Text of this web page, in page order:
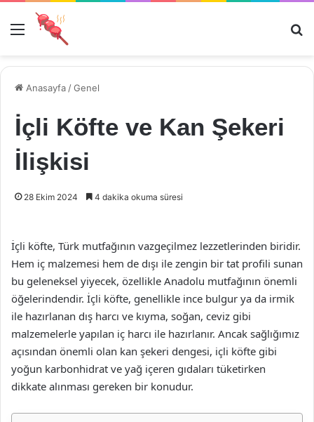
Menü
Anasayfa /Genel
İçli Köfte ve Kan Şekeri
İlişkisi
28 Ekim 2024 4 dakika okuma süresi
İçli köfte, Türk mutfağının vazgeçilmez lezzetlerinden biridir.
Hem iç malzemesi hem de dışı ile zengin bir tat profili sunan
bu geleneksel yiyecek, özellikle Anadolu mutfağının önemli
öğelerindendir. İçli köfte, genellikle ince bulgur ya da irmik
ile hazırlanan dış harcı ve kıyma, soğan, ceviz gibi
malzemelerle yapılan iç harcı ile hazırlanır. Ancak sağlığımız
açısından önemli olan kan şekeri dengesi, içli köfte gibi
yoğun karbonhidrat ve yağ içeren gıdaları tüketirken
dikkate alınması gereken bir konudur.